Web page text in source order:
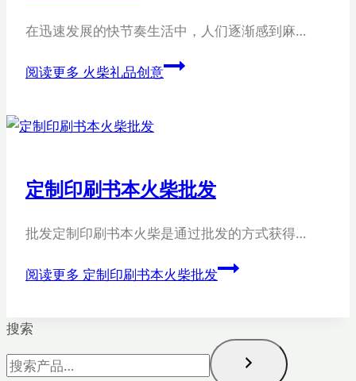
在迅速发展的快节奏生活中，人们逐渐感到麻…
阅读更多 火柴礼品创意
定制印刷书本火柴批发
批发定制印刷书本火柴是通过批发的方式获得…
阅读更多 定制印刷书本火柴批发
搜索